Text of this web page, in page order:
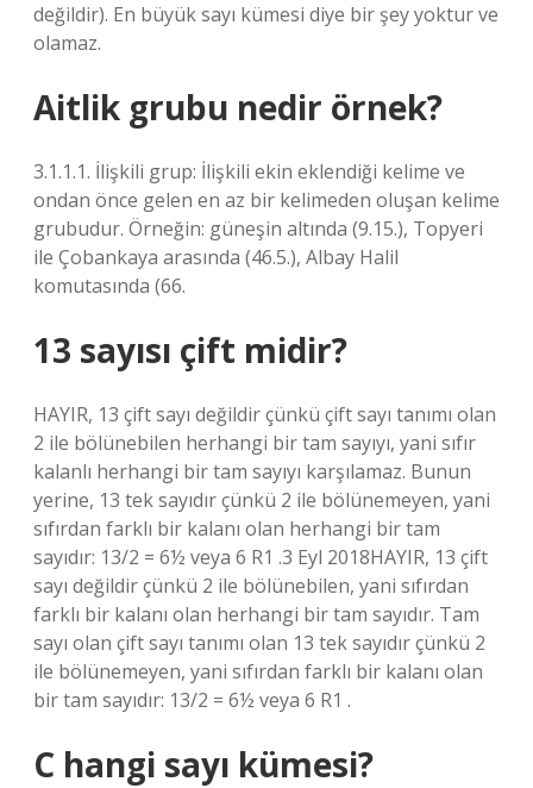
değildir). En büyük sayı kümesi diye bir şey yoktur ve
olamaz.
Aitlik grubu nedir örnek?
3.1.1.1. İlişkili grup: İlişkili ekin eklendiği kelime ve
ondan önce gelen en az bir kelimeden oluşan kelime
grubudur. Örneğin: güneşin altında (9.15.), Topyeri
ile Çobankaya arasında (46.5.), Albay Halil
komutasında (66.
13 sayısı çift midir?
HAYIR, 13 çift sayı değildir çünkü çift sayı tanımı olan
2 ile bölünebilen herhangi bir tam sayıyı, yani sıfır
kalanlı herhangi bir tam sayıyı karşılamaz. Bunun
yerine, 13 tek sayıdır çünkü 2 ile bölünemeyen, yani
sıfırdan farklı bir kalanı olan herhangi bir tam
sayıdır: 13/2 = 6½ veya 6 R1 .3 Eyl 2018HAYIR, 13 çift
sayı değildir çünkü 2 ile bölünebilen, yani sıfırdan
farklı bir kalanı olan herhangi bir tam sayıdır. Tam
sayı olan çift sayı tanımı olan 13 tek sayıdır çünkü 2
ile bölünemeyen, yani sıfırdan farklı bir kalanı olan
bir tam sayıdır: 13/2 = 6½ veya 6 R1 .
C hangi sayı kümesi?